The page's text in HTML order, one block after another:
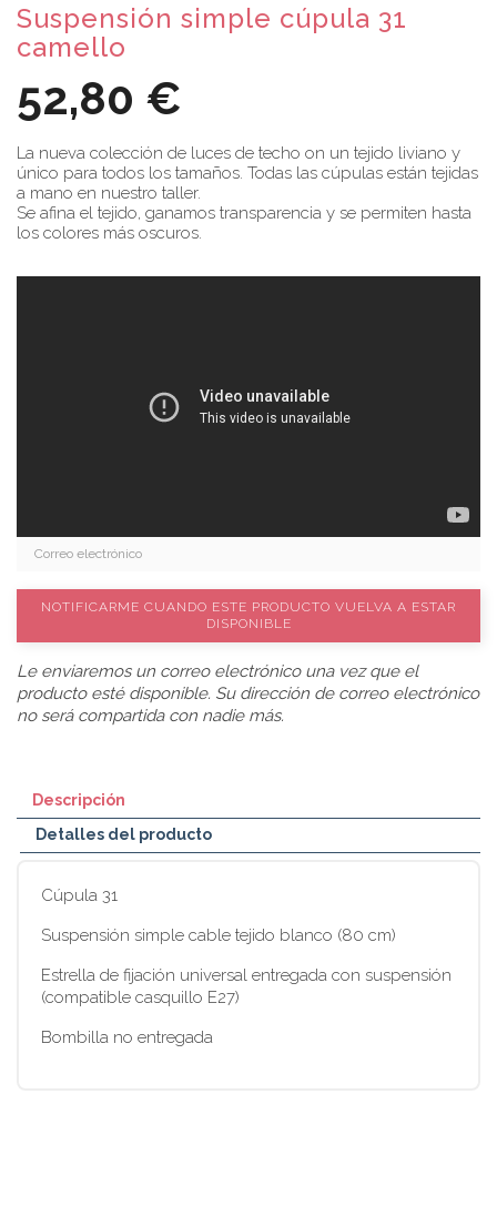
Suspensión simple cúpula 31
camello
52,80 €
La nueva colección de luces de techo on un tejido liviano y
único para todos los tamaños. Todas las cúpulas están tejidas
a mano en nuestro taller.
Se afina el tejido, ganamos transparencia y se permiten hasta
los colores más oscuros.
NOTIFICARME CUANDO ESTE PRODUCTO VUELVA A ESTAR
DISPONIBLE
Le enviaremos un correo electrónico una vez que el
producto esté disponible. Su dirección de correo electrónico
no será compartida con nadie más.
Descripción
Detalles del producto
Cúpula 31
Suspensión simple cable tejido blanco (80 cm)
Estrella de fijación universal entregada con suspensión
(compatible casquillo E27)
Bombilla no entregada